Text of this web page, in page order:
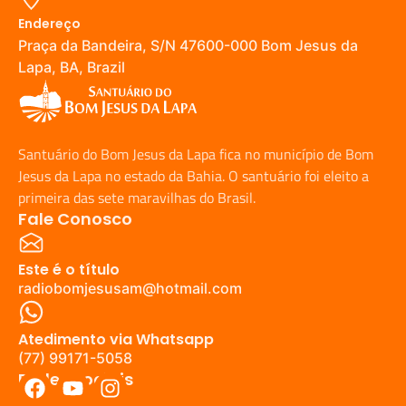
Endereço
Praça da Bandeira, S/N 47600-000 Bom Jesus da
Lapa, BA, Brazil
Santuário do Bom Jesus da Lapa fica no município de Bom
Jesus da Lapa no estado da Bahia. O santuário foi eleito a
primeira das sete maravilhas do Brasil.
Fale Conosco
Este é o título
radiobomjesusam@hotmail.com
Atedimento via Whatsapp
(77) 99171-5058
Redes Sociais